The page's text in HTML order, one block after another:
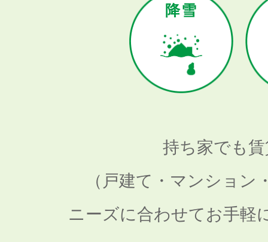
降雪
持ち家でも
（戸建て・マンション
ニーズに合わせてお手軽